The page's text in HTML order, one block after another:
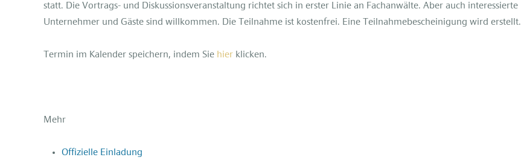
statt. Die Vortrags- und Diskussionsveranstaltung richtet sich in erster Linie an Fachanwälte. Aber auch interessierte
Unternehmer und Gäste sind willkommen. Die Teilnahme ist kostenfrei. Eine Teilnahmebescheinigung wird erstellt.
Termin im Kalender speichern, indem Sie hier klicken.
Mehr
Offizielle Einladung